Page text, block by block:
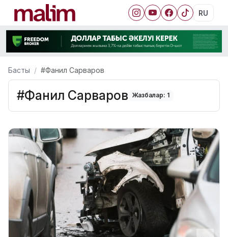
RU
Басты #Фанил Сарваров
#Фанил Сарваров Жазбалар: 1